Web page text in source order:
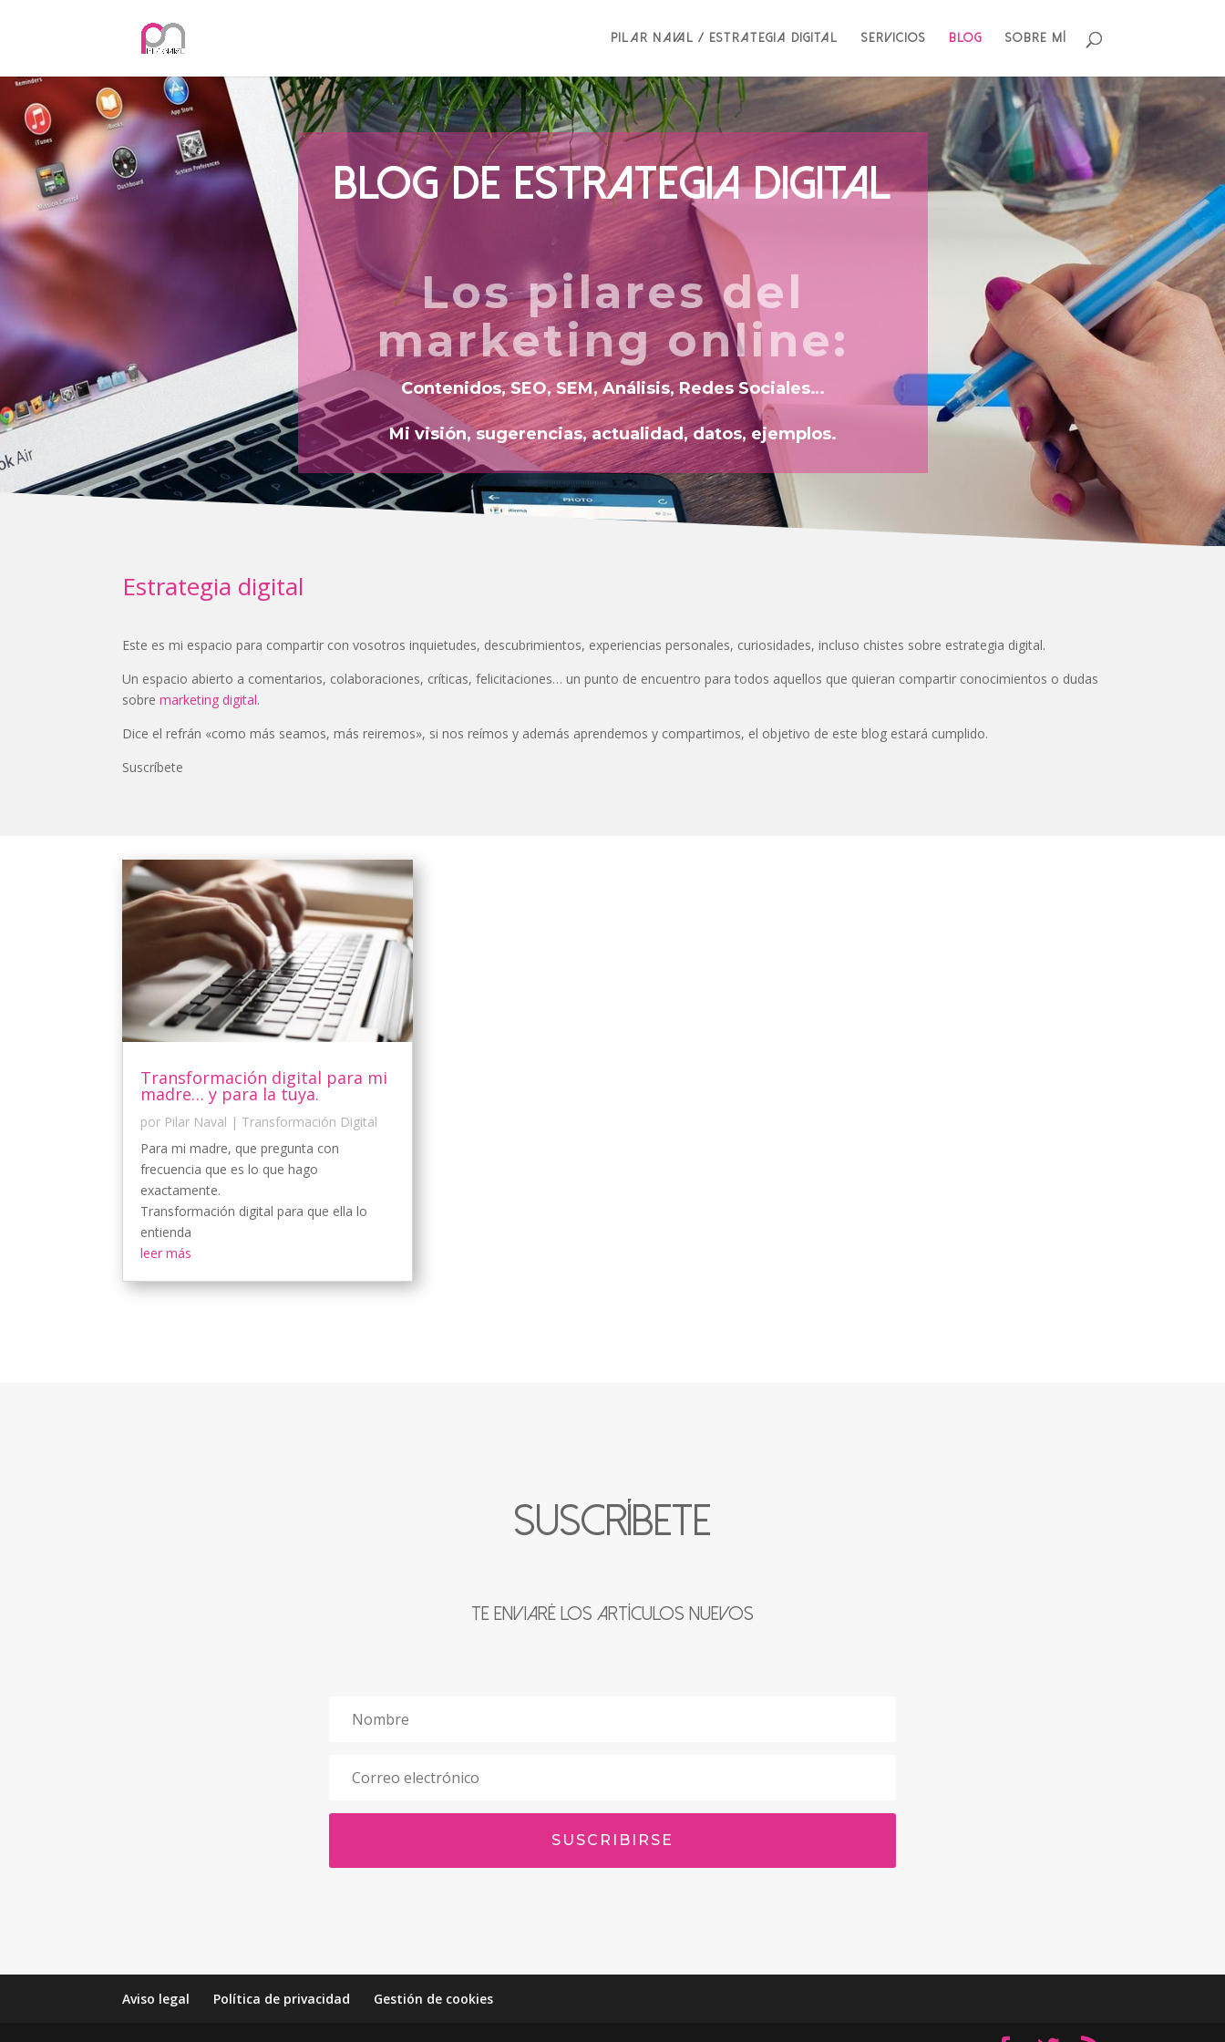
Pilar Naval / Estrategia digital Servicios Blog Sobre mí
BLOG DE ESTRATEGIA DIGITAL
Los pilares del
marketing online:
Contenidos, SEO, SEM, Análisis, Redes Sociales…
Mi visión, sugerencias, actualidad, datos, ejemplos.
Estrategia digital
Este es mi espacio para compartir con vosotros inquietudes, descubrimientos, experiencias personales, curiosidades, incluso chistes sobre estrategia digital.
Un espacio abierto a comentarios, colaboraciones, críticas, felicitaciones… un punto de encuentro para todos aquellos que quieran compartir conocimientos o dudas
sobremarketing digital.
Dice el refrán «como más seamos, más reiremos», si nos reímos y además aprendemos y compartimos, el objetivo de este blog estará cumplido.
Suscríbete
Transformación digital para mi
madre… y para la tuya.
por Pilar Naval | Transformación Digital
Para mi madre, que pregunta con
frecuencia que es lo que hago
exactamente.
Transformación digital para que ella lo
entienda
leer más
SUSCRÍBETE
Te enviaré los artículos nuevos
SUSCRIBIRSE
Aviso legal Política de privacidad Gestión de cookies